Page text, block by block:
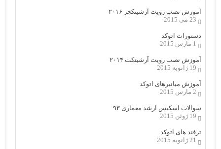
آموزش نصب رویت آرشیتکچر ۲۰۱۶
23 می 2015
دستورات اتوکد
1 مارس 2015
آموزش نصب رویت آرشیتکت ۲۰۱۴
19 ژانویه 2015
آموزش میانبرهای اتوکد
2 مارس 2015
سوالات اسکیس ارشد معماری ۹۳
19 ژوئن 2015
ترفند های اتوکد
21 ژانویه 2015